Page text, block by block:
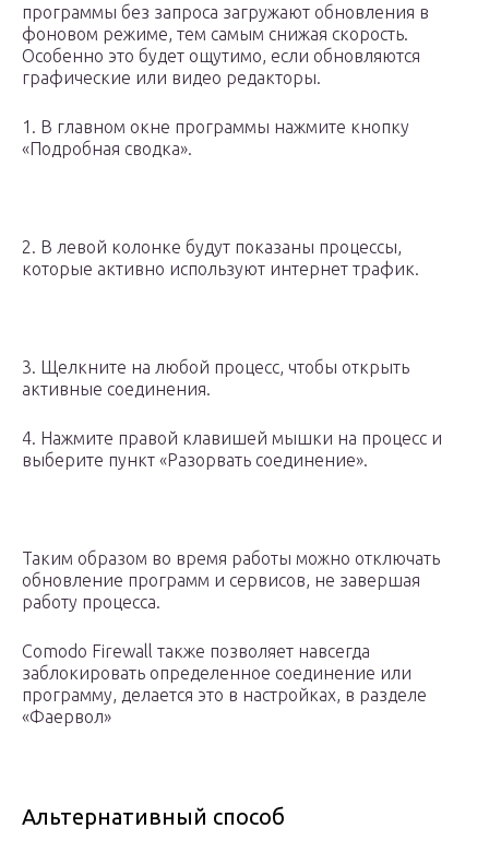
программы без запроса загружают обновления в
фоновом режиме, тем самым снижая скорость.
Особенно это будет ощутимо, если обновляются
графические или видео редакторы.
1. В главном окне программы нажмите кнопку
«Подробная сводка».
2. В левой колонке будут показаны процессы,
которые активно используют интернет трафик.
3. Щелкните на любой процесс, чтобы открыть
активные соединения.
4. Нажмите правой клавишей мышки на процесс и
выберите пункт «Разорвать соединение».
Таким образом во время работы можно отключать
обновление программ и сервисов, не завершая
работу процесса.
Comodo Firewall также позволяет навсегда
заблокировать определенное соединение или
программу, делается это в настройках, в разделе
«Фаервол»
Альтернативный способ